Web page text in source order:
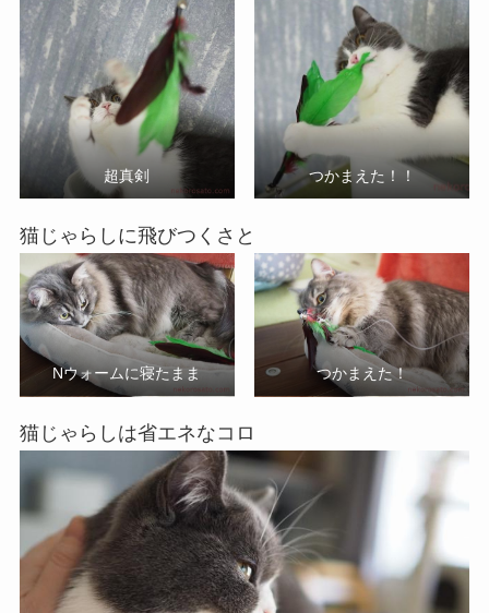
超真剣 つかまえた！！
猫じゃらしに飛びつくさと
Nウォームに寝たまま つかまえた！
猫じゃらしは省エネなコロ